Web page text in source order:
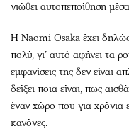
νιώθει αυτοπεποίθηση
Η Naomi Osaka έχει
πολύ, γι’ αυτό αφήνει τα
εμφανίσεις της δεν είναι
δείξει ποια είναι, πως
έναν χώρο που για χρόνια
κανόνες.